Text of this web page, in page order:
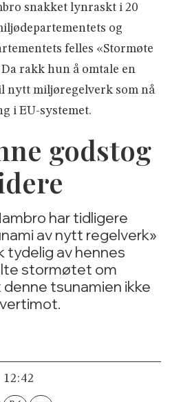
snakket lynraskt i 20
og
felles «Stormøte
rakk hun å omtale en
nytt miljøregelverk som nå
i EU-systemet.
godstog
har tidligere
av nytt regelverk»
tydelig av hennes
stormøtet om
tsunamien ikke
12:42